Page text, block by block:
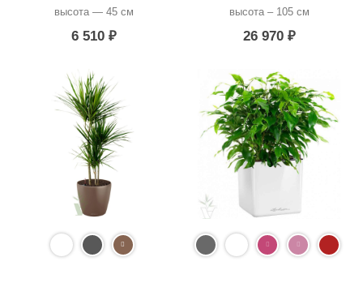
высота — 45 см
6 510 ₽
высота – 105 см
26 970 ₽